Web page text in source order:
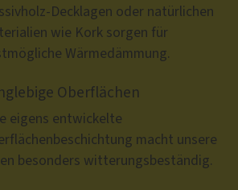
Decklagen oder natürlichen
wie Kork sorgen für
Wärmedämmung.
Oberflächen
eigens entwickelte
macht unsere
besonders witterungsbeständig.